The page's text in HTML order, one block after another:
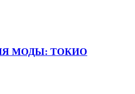
МОДЫ: ТОКИО